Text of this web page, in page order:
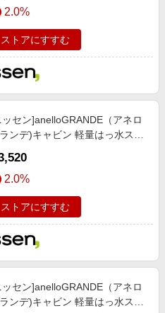
/ バッグ/鞄/ リュック/バックパ
/トリコロール
2.0%
ストアにすすむ
ッセン]anelloGRANDE（アネロ
ンデ)キャビン 軽量はっ水スク
ューズ)/バッグ/アクセサリー /
グ/鞄/ ショルダーバッグ/ネイ
2.0%
ストアにすすむ
ッセン]anelloGRANDE（アネロ
ンデ)キャビン 軽量はっ水スク